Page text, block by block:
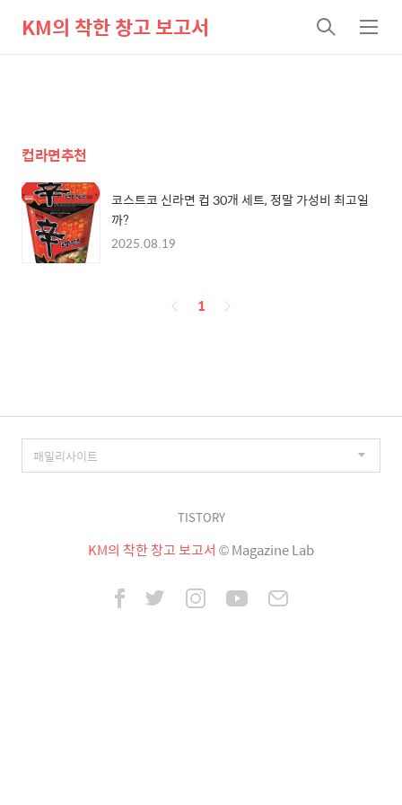
KM의 착한 창고 보고서
검
색
메
뉴
컵라면추천
코스트코 신라면 컵 30개 세트, 정말 가성비 최고일
까?
2025.08.19
페
1
TISTORY
KM의 착한 창고 보고서 © Magazine Lab